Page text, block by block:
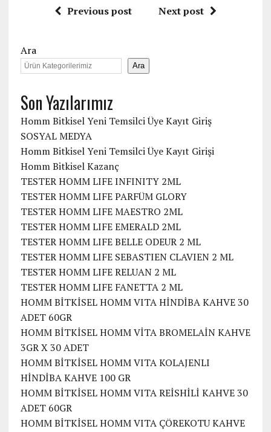
Previous post Next post
Ara
Ara
Son Yazılarımız
Homm Bitkisel Yeni Temsilci Üye Kayıt Giriş
SOSYAL MEDYA
Homm Bitkisel Yeni Temsilci Üye Kayıt Girişi
Homm Bitkisel Kazanç
TESTER HOMM LIFE INFINITY 2ML
TESTER HOMM LIFE PARFÜM GLORY
TESTER HOMM LIFE MAESTRO 2ML
TESTER HOMM LIFE EMERALD 2ML
TESTER HOMM LIFE BELLE ODEUR 2 ML
TESTER HOMM LIFE SEBASTIEN CLAVIEN 2 ML
TESTER HOMM LIFE RELUAN 2 ML
TESTER HOMM LIFE FANETTA 2 ML
HOMM BİTKİSEL HOMM VITA HİNDİBA KAHVE 30
ADET 60GR
HOMM BİTKİSEL HOMM VİTA BROMELAİN KAHVE
3GR X 30 ADET
HOMM BİTKİSEL HOMM VITA KOLAJENLI
HİNDİBA KAHVE 100 GR
HOMM BİTKİSEL HOMM VITA REİSHİLİ KAHVE 30
ADET 60GR
HOMM BİTKİSEL HOMM VITA ÇÖREKOTU KAHVE